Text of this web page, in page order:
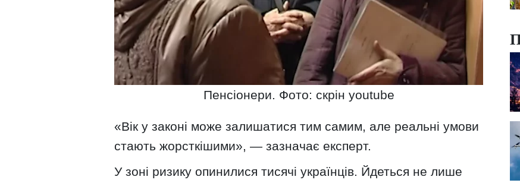
Пенсіонери. Фото: скрін youtube
«Вік у законі може залишатися тим самим, але реальні умови
стають жорсткішими», — зазначає експерт.
У зоні ризику опинилися тисячі українців. Йдеться не лише